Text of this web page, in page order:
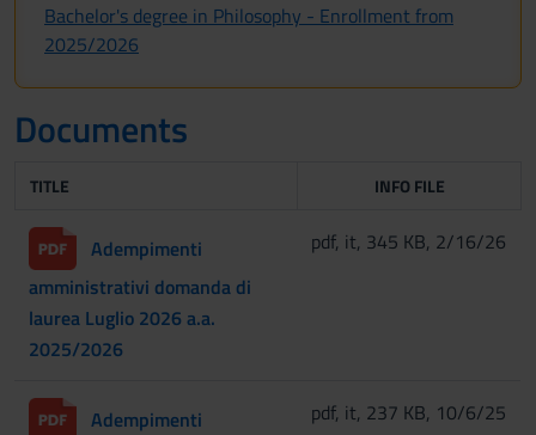
Bachelor's degree in Philosophy - Enrollment from
2025/2026
Documents
TITLE INFO FILE
Adempimenti
amministrativi domanda di
laurea Luglio 2026 a.a.
2025/2026
pdf, it, 345 KB, 2/16/26
Adempimenti
pdf, it, 237 KB, 10/6/25